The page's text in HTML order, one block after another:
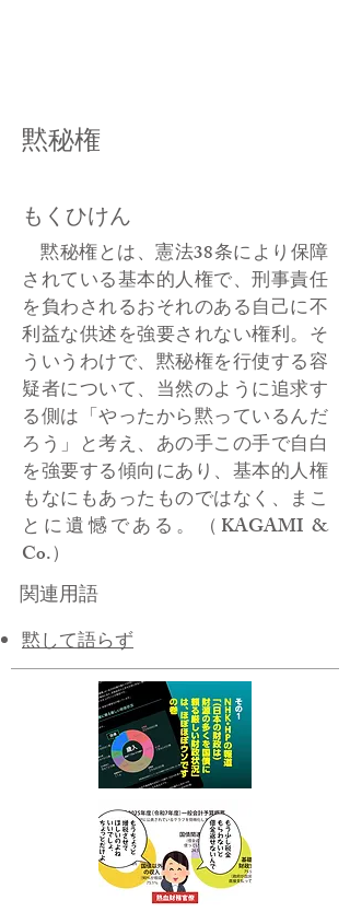
黙秘権
もくひけん
黙秘権とは、憲法38条により保障
されている基本的人権で、刑事責任
を負わされるおそれのある自己に不
利益な供述を強要されない権利。そ
ういうわけで、黙秘権を行使する容
疑者について、当然のように追求す
る側は「やったから黙っているんだ
ろう」と考え、あの手この手で自白
を強要する傾向にあり、基本的人権
もなにもあったものではなく、まこ
とに遺憾である。（KAGAMI &
Co.）
関連用語
黙して語らず